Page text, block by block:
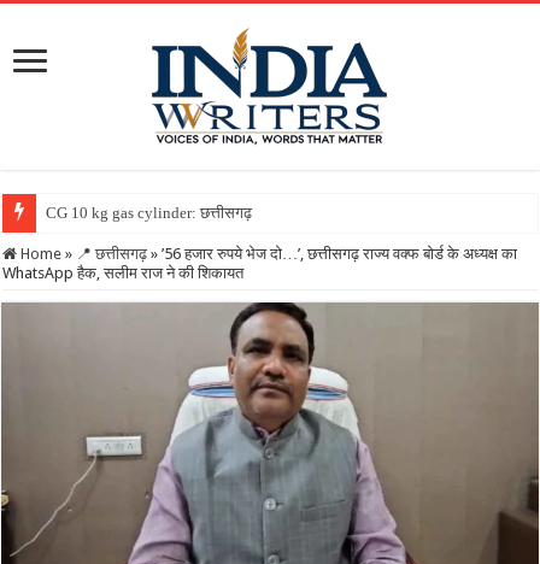
CG 10 kg gas cylinder: छत्तीसगढ़ में पहली बार मिलेगा 10
Home » 📍 छत्तीसगढ़ » ’56 हजार रुपये भेज दो…’, छत्तीसगढ़ राज्य वक्फ बोर्ड के अध्यक्ष का
WhatsApp हैक, सलीम राज ने की शिकायत